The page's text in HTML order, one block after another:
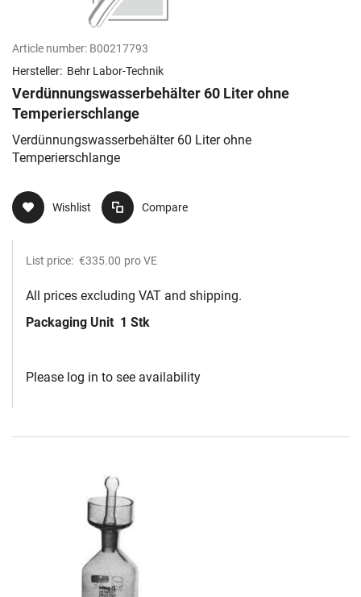
Article number: B00217793
Hersteller: Behr Labor-Technik
Verdünnungswasserbehälter 60 Liter ohne
Temperierschlange
Verdünnungswasserbehälter 60 Liter ohne
Temperierschlange
Wishlist Compare
List price: €335.00 pro VE
All prices excluding VAT and shipping.
Packaging Unit 1 Stk
Please log in to see availability